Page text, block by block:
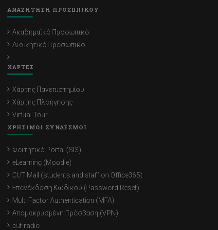
ΑΝΑΖΗΤΗΣΗ ΠΡΟΣΩΠΙΚΟΥ
Ακαδημαϊκό Προσωπικό
Διοικητικό Προσωπικό
ΧΑΡΤΕΣ
Χάρτης Πανεπιστημίου
Χάρτης Πλοήγησης
Virtual Tour
ΧΡΗΣΙΜΟΙ ΣΥΝΔΕΣΜΟΙ
Φοιτητικό Portal (SIS)
eLearning (Moodle)
CUT Mail (students and staff on Office365)
Επανέκδοση Κωδικού (Password Reset)
Multi Factor Authentication (MFA)
Απομακρυσμένη Πρόσβαση (VPN)
cut-radio